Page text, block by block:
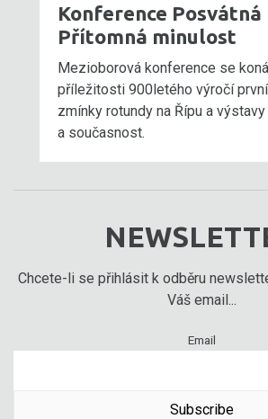
Konference
Přítomná minulost
Mezioborová konference se
příležitosti 900letého výročí
zmínky rotundy na Řípu a
a současnost.
Chcete-li se přihlásit k odběru
Váš email...
Email
Subscribe